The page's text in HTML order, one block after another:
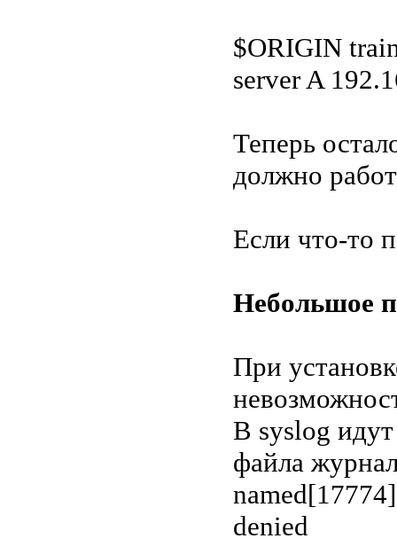
$ORIGIN
server A
Теперь
должно
Если что-то
Небольшое
При
В syslog идут
файла
denied